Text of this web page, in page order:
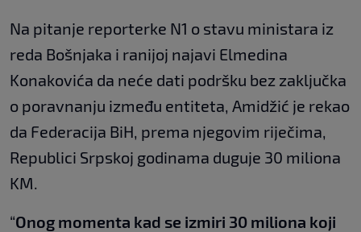
Na pitanje reporterke N1 o stavu ministara iz
reda Bošnjaka i ranijoj najavi Elmedina
Konakovića da neće dati podršku bez zaključka
o poravnanju između entiteta, Amidžić je rekao
da Federacija BiH, prema njegovim riječima,
Republici Srpskoj godinama duguje 30 miliona
KM.
“Onog momenta kad se izmiri 30 miliona koji